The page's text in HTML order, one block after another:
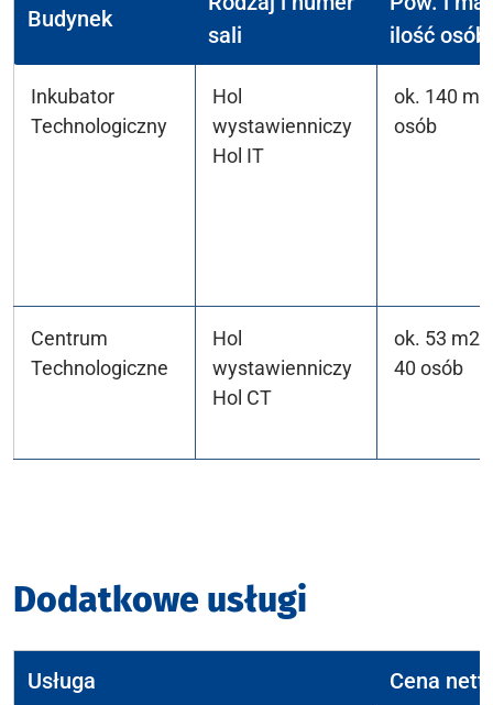
Budynek
sali
ilość osób
Inkubator
Technologiczny
Hol
wystawienniczy
Hol IT
ok. 140
osób
Centrum
Technologiczne
Hol
wystawienniczy
Hol CT
ok. 53 m2
40 osób
Dodatkowe usługi
Usługa Cena